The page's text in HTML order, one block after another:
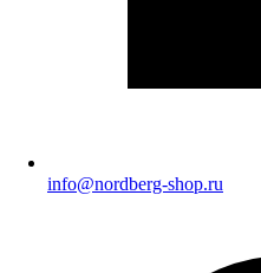
info@nordberg-shop.ru